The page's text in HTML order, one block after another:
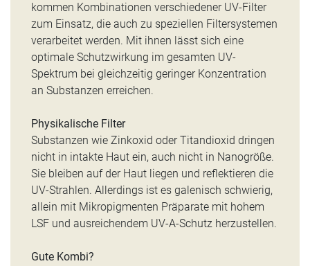
kommen Kombinationen verschiedener UV-Filter
zum Einsatz, die auch zu speziellen Filtersystemen
verarbeitet werden. Mit ihnen lässt sich eine
optimale Schutzwirkung im gesamten UV-
Spektrum bei gleichzeitig geringer Konzentration
an Substanzen erreichen.
Physikalische Filter
Substanzen wie Zinkoxid oder Titandioxid dringen
nicht in intakte Haut ein, auch nicht in Nanogröße.
Sie bleiben auf der Haut liegen und reflektieren die
UV-Strahlen. Allerdings ist es galenisch schwierig,
allein mit Mikropigmenten Präparate mit hohem
LSF und ausreichendem UV-A-Schutz herzustellen.
Gute Kombi?